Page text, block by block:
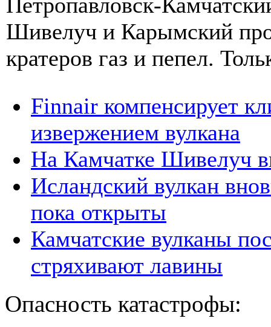
Шивелуч и Карымский
кратеров газ и пепел.
Finnair компенсирует
извержением вулкана
На Камчатке Шивелуч
Исландский вулкан
пока открыты
Камчатские вулканы
стряхивают лавины
Опасность катастрофы: